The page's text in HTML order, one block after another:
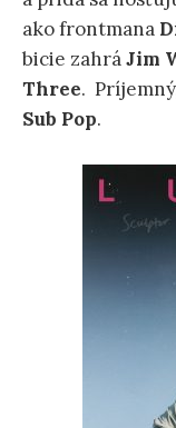
ako frontmana
bicie zahráJim
Three.
Sub Pop.